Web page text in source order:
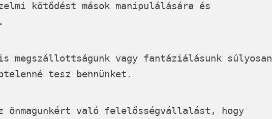
kötődést mások manipulálására és
megszállottságunk vagy fantáziálásunk súlyosan
tesz bennünket.
önmagunkért való felelősségvállalást, hogy